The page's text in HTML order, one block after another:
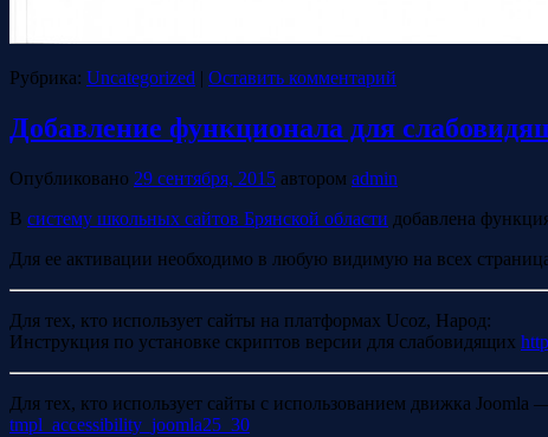
Рубрика: Uncategorized | Оставить комментарий
Добавление функционала для
Опубликовано 29 сентября, 2015 автором admin
В систему школьных сайтов Брянской области добавлена
Для ее активации необходимо в любую видимую на всех
Для тех, кто использует сайты на платформах Ucoz, Народ:
Инструкция по установке скриптов версии для слабовидящих
Для тех, кто использует сайты с использованием движка
tmpl_accessibility_joomla25_30